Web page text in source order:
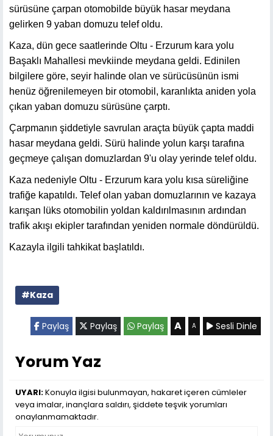
sürüsüne çarpan otomobilde büyük hasar meydana
gelirken 9 yaban domuzu telef oldu.
Kaza, dün gece saatlerinde Oltu - Erzurum kara yolu
Başaklı Mahallesi mevkiinde meydana geldi. Edinilen
bilgilere göre, seyir halinde olan ve sürücüsünün ismi
henüz öğrenilemeyen bir otomobil, karanlıkta aniden yola
çıkan yaban domuzu sürüsüne çarptı.
Çarpmanın şiddetiyle savrulan araçta büyük çapta maddi
hasar meydana geldi. Sürü halinde yolun karşı tarafına
geçmeye çalışan domuzlardan 9'u olay yerinde telef oldu.
Kaza nedeniyle Oltu - Erzurum kara yolu kısa süreliğine
trafiğe kapatıldı. Telef olan yaban domuzlarının ve kazaya
karışan lüks otomobilin yoldan kaldırılmasının ardından
trafik akışı ekipler tarafından yeniden normale döndürüldü.
Kazayla ilgili tahkikat başlatıldı.
#Kaza
Paylaş Paylaş Paylaş A A Sesli Dinle
Yorum Yaz
UYARI:Konuyla ilgisi bulunmayan, hakaret içeren cümleler
veya imalar, inançlara saldırı, şiddete teşvik yorumları
onaylanmamaktadır.